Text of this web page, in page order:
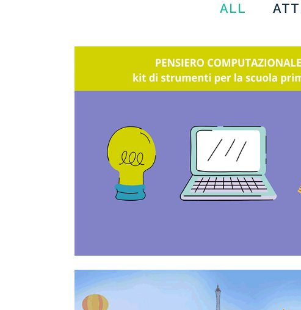
ALL
KIT DI
INSEGNANTI DELLA
PRIMARIA